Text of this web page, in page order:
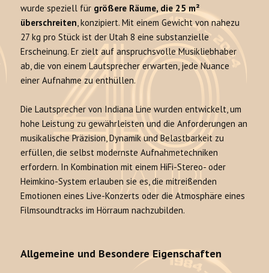
wurde speziell für größere Räume, die 25 m²
überschreiten, konzipiert. Mit einem Gewicht von nahezu
27 kg pro Stück ist der Utah 8 eine substanzielle
Erscheinung. Er zielt auf anspruchsvolle Musikliebhaber
ab, die von einem Lautsprecher erwarten, jede Nuance
einer Aufnahme zu enthüllen.
Die Lautsprecher von Indiana Line wurden entwickelt, um
hohe Leistung zu gewährleisten und die Anforderungen an
musikalische Präzision, Dynamik und Belastbarkeit zu
erfüllen, die selbst modernste Aufnahmetechniken
erfordern. In Kombination mit einem HiFi-Stereo- oder
Heimkino-System erlauben sie es, die mitreißenden
Emotionen eines Live-Konzerts oder die Atmosphäre eines
Filmsoundtracks im Hörraum nachzubilden.
Allgemeine und Besondere Eigenschaften